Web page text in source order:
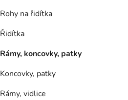
Rohy na řidítka
Řidítka
Rámy, koncovky, patky
Koncovky, patky
Rámy, vidlice